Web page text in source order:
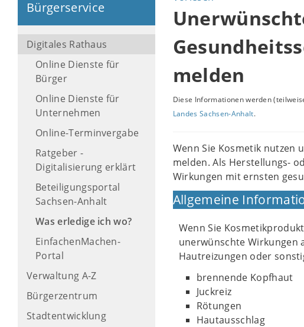
Bürgerservice
Digitales Rathaus
Online Dienste für
Bürger
Online Dienste für
Unternehmen
Online-Terminvergabe
Ratgeber -
Digitalisierung erklärt
Beteiligungsportal
Sachsen-Anhalt
Was erledige ich wo?
EinfachenMachen-
Portal
Verwaltung A-Z
Bürgerzentrum
Stadtentwicklung
melden
Diese Informationen werden
Landes Sachsen-Anhalt.
Wenn Sie Kosmetik nutzen
melden. Als Herstellungs-
Wirkungen mit ernsten
Allgemeine
Wenn Sie
unerwünschte Wirkungen
Hautreizungen oder
brennende Kopfhaut
Juckreiz
Rötungen
Hautausschlag